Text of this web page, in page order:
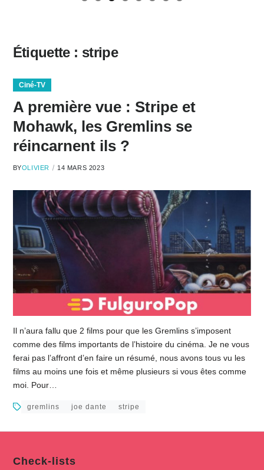
Étiquette : stripe
Ciné-TV
A première vue : Stripe et
Mohawk, les Gremlins se
réincarnent ils ?
BYOLIVIER 14 MARS 2023
Il n’aura fallu que 2 films pour que les Gremlins s’imposent
comme des films importants de l’histoire du cinéma. Je ne vous
ferai pas l’affront d’en faire un résumé, nous avons tous vu les
films au moins une fois et même plusieurs si vous êtes comme
moi. Pour…
gremlins joe dante stripe
Check-lists